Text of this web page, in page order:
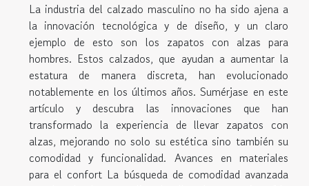
La industria del calzado masculino no ha sido ajena a
la innovación tecnológica y de diseño, y un claro
ejemplo de esto son los zapatos con alzas para
hombres. Estos calzados, que ayudan a aumentar la
estatura de manera discreta, han evolucionado
notablemente en los últimos años. Sumérjase en este
artículo y descubra las innovaciones que han
transformado la experiencia de llevar zapatos con
alzas, mejorando no solo su estética sino también su
comodidad y funcionalidad. Avances en materiales
para el confort La búsqueda de comodidad avanzada